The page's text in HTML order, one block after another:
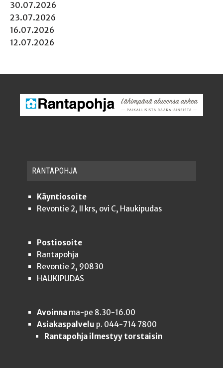
30.07.2026
23.07.2026
16.07.2026
12.07.2026
RAN­TA­POH­JA
Käyntiosoite
Revontie 2, II krs, ovi C, Haukipudas
Postiosoite
Rantapohja
Revontie 2, 90830
HAUKIPUDAS
Avoinnama-pe 8.30-16.00
Asiakaspalvelu p. 044-714 7800
Rantapohja ilmestyy torstaisin